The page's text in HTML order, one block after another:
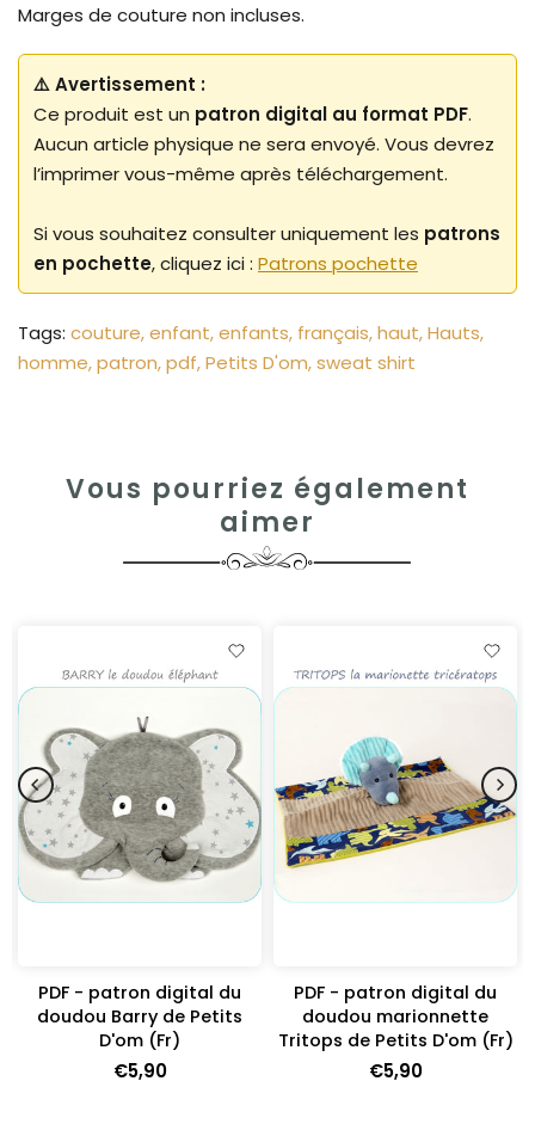
Marges de couture non incluses.
⚠️ Avertissement :
Ce produit est un patron digital au format PDF.
Aucun article physique ne sera envoyé. Vous devrez
l’imprimer vous-même après téléchargement.
Si vous souhaitez consulter uniquement les patrons
en pochette, cliquez ici : Patrons pochette
Tags: couture enfant enfants français haut Hauts
homme patron pdf Petits D'om sweat shirt
Vous pourriez également
aimer
PDF - patron digital du
doudou Barry de Petits
D'om (Fr)
€5,90
PDF - patron digital du
doudou marionnette
Tritops de Petits D'om (Fr)
€5,90